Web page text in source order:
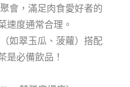
會，滿足肉食愛好者的
速度通常合理。
如翠玉瓜、菠蘿）搭配
是必備飲品！